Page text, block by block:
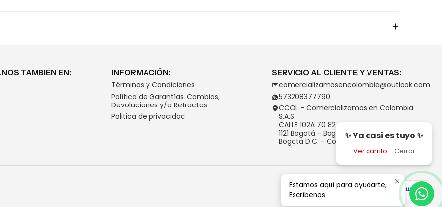
✨ Ya casi es tuyo ✨
Ver carrito · Cerrar
TAMBIÉN EN:
INFORMACIÓN:
Términos y Condiciones
Política de Garantías, Cambios,
Devoluciones y/o Retractos
Politica de privacidad
SERVICIO AL CLIENTE Y VENTAS:
comercializamosencolombia@outlook.com
573208377790
CCOL - Comercializamos en Colombia
S.A.S
CALLE 102A 70 82
1121 Bogotá - Bogotá D.C.
Bogota D.C. - Colombia
Estamos aquí para ayudarte,
Escríbenos